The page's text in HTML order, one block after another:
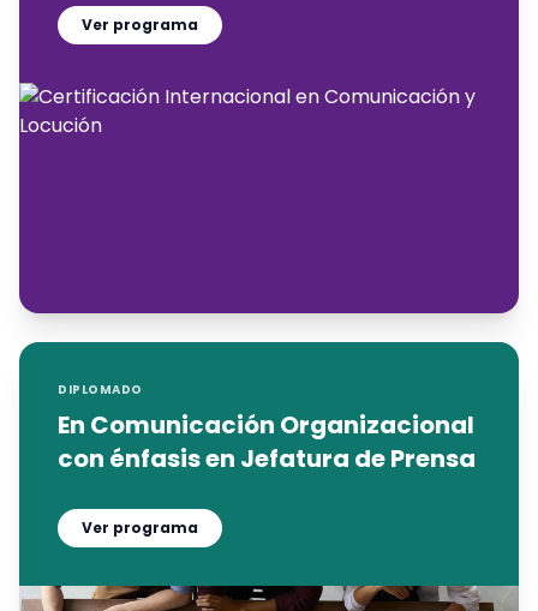
Ver programa
DIPLOMADO
En Comunicación Organizacional
con énfasis en Jefatura de Prensa
Ver programa